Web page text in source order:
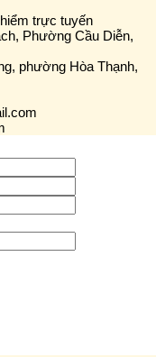
trực tuyến
Phường Cầu Diễn,
phường Hòa Thạnh,